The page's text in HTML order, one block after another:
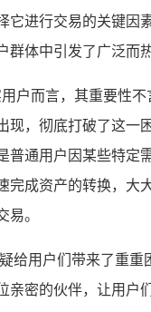
它进行交易的关键
体中引发了广泛而
户而言，其重要性
现，彻底打破了这
普通用户因某些特
完成资产的转换，
易。
给用户们带来了重
亲密的伙伴，让用